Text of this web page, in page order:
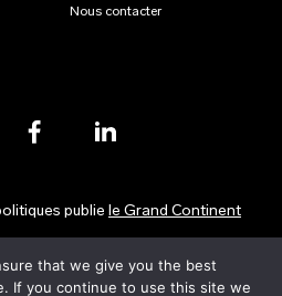
Nous contacter
publie le Grand Continent
légales
that we give you the best
If you continue to use this site we